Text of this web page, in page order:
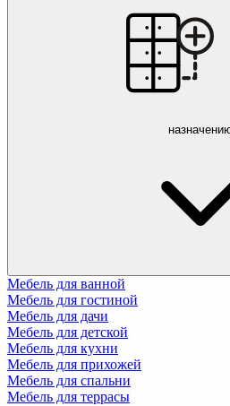
Мебель для ванной
Мебель для гостиной
Мебель для дачи
Мебель для детской
Мебель для кухни
Мебель для прихожей
Мебель для спальни
Мебель для террасы